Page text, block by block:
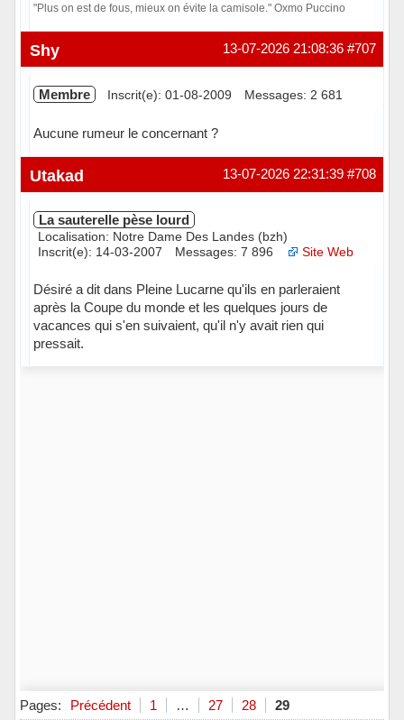
"Plus on est de fous, mieux on évite la camisole." Oxmo Puccino
Hors ligne #707
13-07-2026 21:08:36
Shy
Membre Inscrit(e): 01-08-2009 Messages: 2 681
Aucune rumeur le concernant ?
Hors ligne #708
13-07-2026 22:31:39
Utakad
La sauterelle pèse lourd
Localisation: Notre Dame Des Landes (bzh)
Inscrit(e): 14-03-2007
Messages: 7 896 Site Web
Désiré a dit dans Pleine Lucarne qu'ils en parleraient
après la Coupe du monde et les quelques jours de
vacances qui s'en suivaient, qu'il n'y avait rien qui
pressait.
Pages: Précédent 1 … 27 28 29